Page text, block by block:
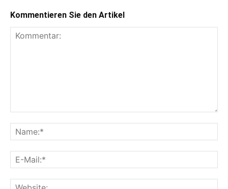
Kommentieren Sie den Artikel